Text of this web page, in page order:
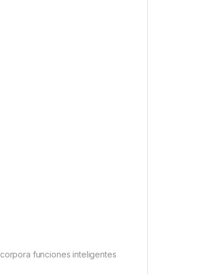
funciones inteligentes